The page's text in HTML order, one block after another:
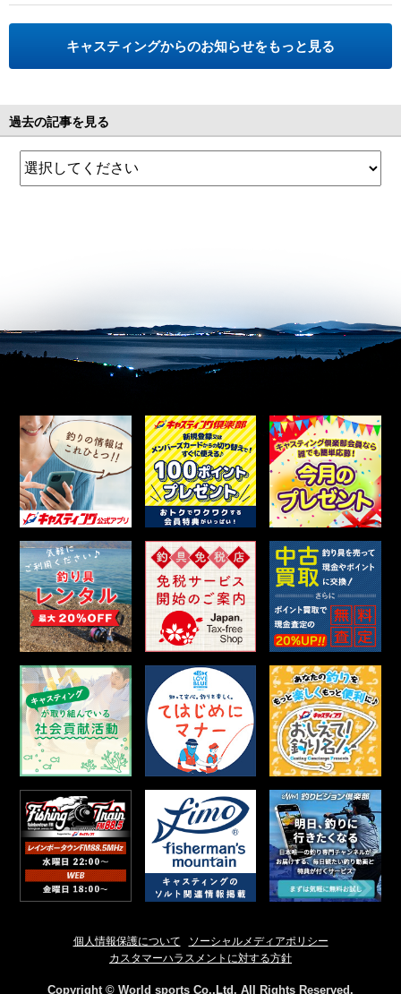
キャスティングからのお知らせをもっと見る
過去の記事を見る
個人情報保護について
ソーシャルメディアポリシー
カスタマーハラスメントに対する方針
Copyright © World sports Co.,Ltd. All Rights Reserved.